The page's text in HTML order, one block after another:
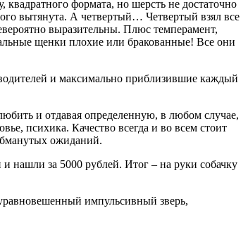
формата, но шерсть не достаточно
вытянута. А четвертый… Четвертый взял все
выразительны. Плюс темперамент,
щенки плохие или бракованные! Все они
и максимально приблизившие каждый
и отдавая определенную, в любом случае,
психика. Качество всегда и во всем стоит
ожиданий.
нашли за 5000 рублей. Итог – на руки собачку
импульсивный зверь,